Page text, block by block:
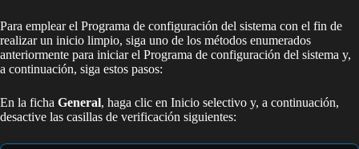
Para emplear el Programa de configuración del sistema con el fin de
realizar un inicio limpio, siga uno de los métodos enumerados
anteriormente para iniciar el Programa de configuración del sistema y,
a continuación, siga estos pasos:
En la ficha General, haga clic en Inicio selectivo y, a continuación,
desactive las casillas de verificación siguientes: